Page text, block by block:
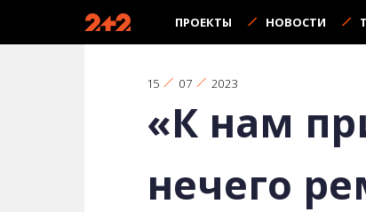
ПРОЕКТЫ НОВОСТИ
15 07 2023
«К нам
нечего